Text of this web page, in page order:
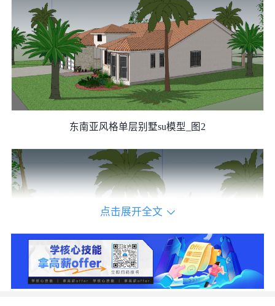
东南亚风格单层别墅su模型_图2
点击展开全文